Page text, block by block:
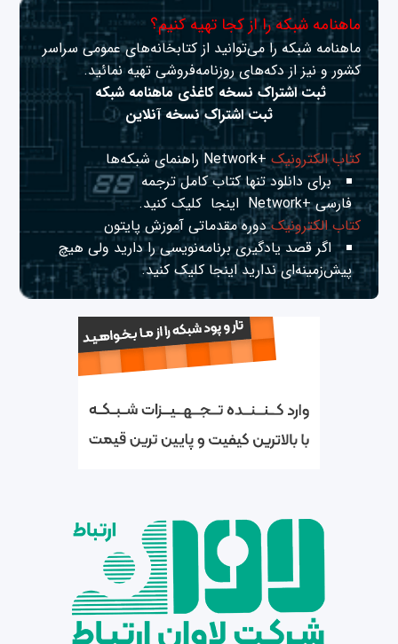
ماهنامه شبکه را از کجا تهیه کنیم؟
ماهنامه شبکه را می‌توانید از کتابخانه‌های عمومی سراسر
کشور و نیز از دکه‌های روزنامه‌فروشی تهیه نمائید.
ثبت اشتراک نسخه کاغذی ماهنامه شبکه
ثبت اشتراک نسخه آنلاین
کتاب الکترونیک+Network راهنمای شبکه‌ها
برای دانلود تنها کتاب کامل ترجمه
فارسی +Network
اینجا کلیک کنید.
کتاب الکترونیکدوره مقدماتی آموزش پایتون
اگر قصد یادگیری برنامه‌نویسی را دارید ولی هیچ
پیش‌زمینه‌ای نداریداینجا کلیک کنید.